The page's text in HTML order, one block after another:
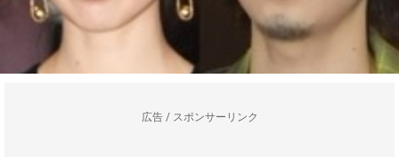
広告 / スポンサーリンク